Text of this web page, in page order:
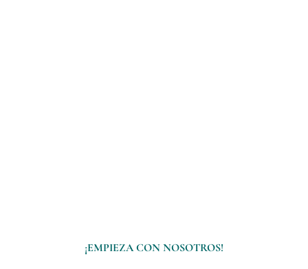
¡EMPIEZA CON NOSOTROS!